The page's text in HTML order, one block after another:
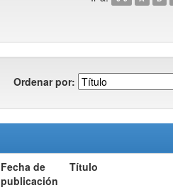
Ordenar por:
Fecha de
publicación
Título